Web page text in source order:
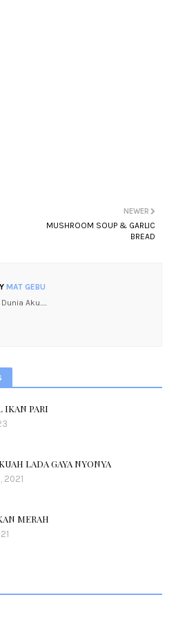
NEWER
MUSHROOM SOUP & GARLIC
BREAD
MAT GEBU
Aku.....
IKAN PARI
LADA GAYA NYONYA
2021
MERAH